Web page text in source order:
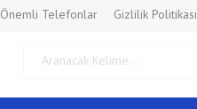
Önemli Telefonlar Gizlilik Politikası